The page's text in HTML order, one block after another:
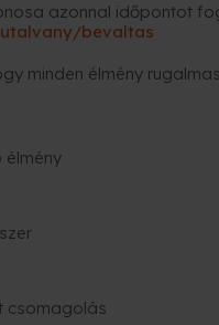
azonnal időpontot
bevaltas
minden élmény
csomagolás